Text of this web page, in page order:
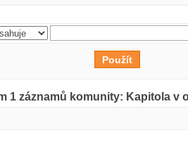
1 záznamů komunity: Kapitola v